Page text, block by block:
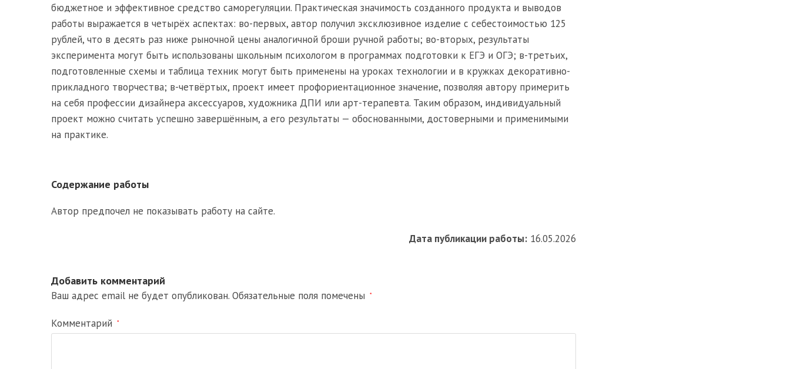
бюджетное и эффективное средство саморегуляции. Практическая значимость созданного продукта и выводов
работы выражается в четырёх аспектах: во-первых, автор получил эксклюзивное изделие с себестоимостью 125
рублей, что в десять раз ниже рыночной цены аналогичной броши ручной работы; во-вторых, результаты
эксперимента могут быть использованы школьным психологом в программах подготовки к ЕГЭ и ОГЭ; в-третьих,
подготовленные схемы и таблица техник могут быть применены на уроках технологии и в кружках декоративно-
прикладного творчества; в-четвёртых, проект имеет профориентационное значение, позволяя автору примерить
на себя профессии дизайнера аксессуаров, художника ДПИ или арт-терапевта. Таким образом, индивидуальный
проект можно считать успешно завершённым, а его результаты — обоснованными, достоверными и применимыми
на практике.
Содержание работы
Автор предпочел не показывать работу на сайте.
Дата публикации работы: 16.05.2026
Добавить комментарий
Ваш адрес email не будет опубликован. Обязательные поля помечены *
Комментарий *